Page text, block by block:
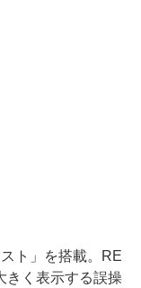
ト」を搭載。RE
きく表示する誤操